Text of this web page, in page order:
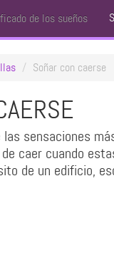
de los sueños
Soñar con caerse
sensaciones
caer cuando
de un edificio,